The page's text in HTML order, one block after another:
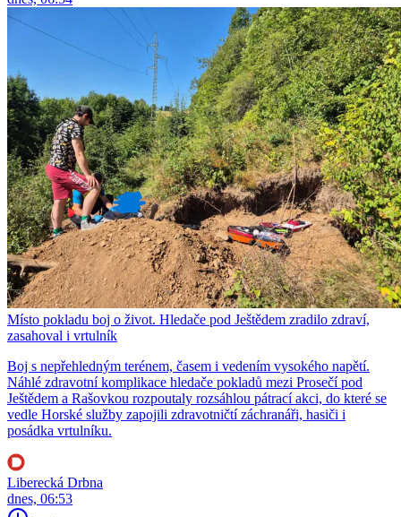
Místo pokladu boj o život. Hledače pod Ještědem zradilo zdraví,
zasahoval i vrtulník
Boj s nepřehledným terénem, časem i vedením vysokého napětí.
Náhlé zdravotní komplikace hledače pokladů mezi Prosečí pod
Ještědem a Rašovkou rozpoutaly rozsáhlou pátrací akci, do které se
vedle Horské služby zapojili zdravotničtí záchranáři, hasiči i
posádka vrtulníku.
Liberecká Drbna
dnes, 06:53